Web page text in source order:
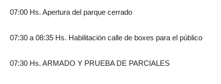
07:00 Hs. Apertura del parque cerrado
07:30 a 08:35 Hs. Habilitación calle de boxes para el público
07:30 Hs. ARMADO Y PRUEBA DE PARCIALES